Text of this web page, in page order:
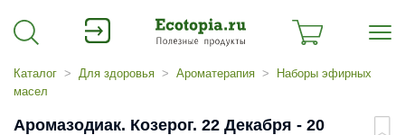
Каталог Для здоровья Ароматерапия
Наборы эфирных
масел
Аромазодиак. Козерог. 22 Декабря - 20